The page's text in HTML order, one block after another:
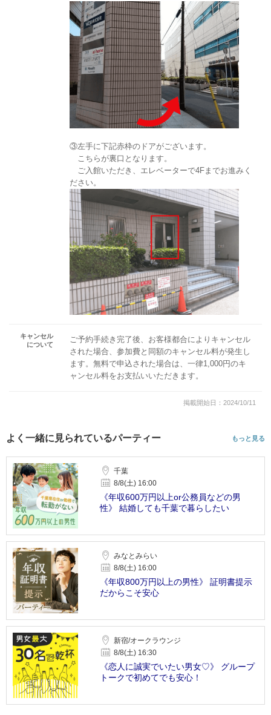
③左手に下記赤枠のドアがございます。
こちらが裏口となります。
ご入館いただき、エレベーターで4Fまでお進みく
ださい。
キャンセル
について
ご予約手続き完了後、お客様都合によりキャンセル
された場合、参加費と同額のキャンセル料が発生し
ます。無料で申込された場合は、一律1,000円のキ
ャンセル料をお支払いいただきます。
掲載開始日：2024/10/11
よく一緒に見られているパーティー もっと見る
千葉
8/8(土) 16:00
《年収600万円以上or公務員などの男
性》 結婚しても千葉で暮らしたい
みなとみらい
8/8(土) 16:00
《年収800万円以上の男性》 証明書提示
だからこそ安心
新宿/オークラウンジ
8/8(土) 16:30
《恋人に誠実でいたい男女♡》 グループ
トークで初めてでも安心！